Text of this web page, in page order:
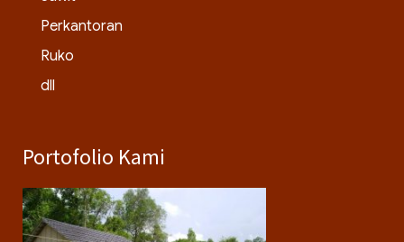
Perkantoran
Ruko
dll
Portofolio Kami